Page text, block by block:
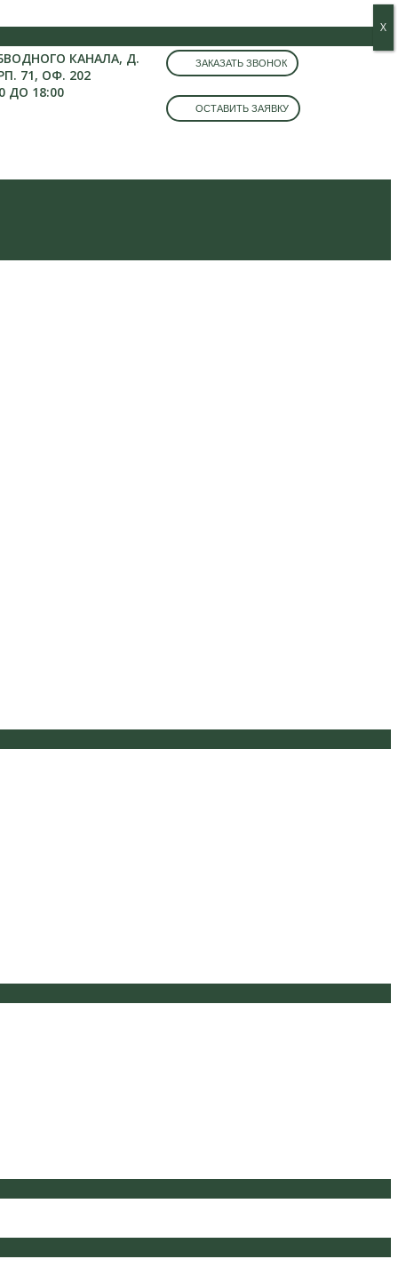
КАНАЛА, Д.
71, ОФ. 202
ДО 18:00
ЗАКАЗАТЬ ЗВОНОК
ОСТАВИТЬ ЗАЯВКУ
Х
Х